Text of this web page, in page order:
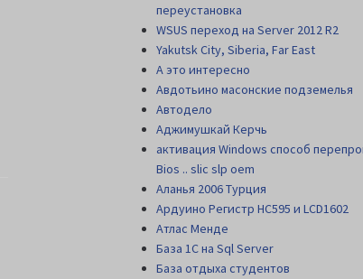
переустановка
WSUS переход на Server 2012 R2
Yakutsk City, Siberia, Far East
А это интересно
Авдотьино масонские подземелья
Автодело
Аджимушкай Керчь
активация Windows способ
Bios .. slic slp oem
Аланья 2006 Турция
Ардуино Регистр НС595 и LCD1602
Атлас Менде
База 1С на Sql Server
База отдыха студентов